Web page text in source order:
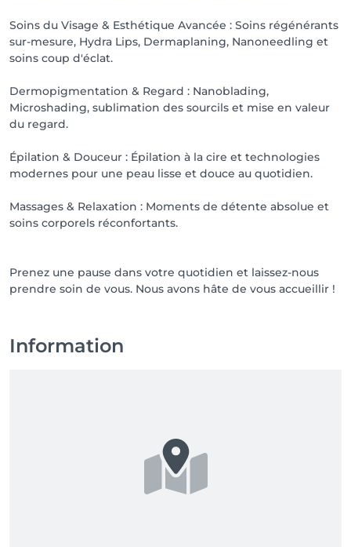
Soins du Visage & Esthétique Avancée : Soins régénérants
sur-mesure, Hydra Lips, Dermaplaning, Nanoneedling et
soins coup d'éclat.
Dermopigmentation & Regard : Nanoblading,
Microshading, sublimation des sourcils et mise en valeur
du regard.
Épilation & Douceur : Épilation à la cire et technologies
modernes pour une peau lisse et douce au quotidien.
Massages & Relaxation : Moments de détente absolue et
soins corporels réconfortants.
Prenez une pause dans votre quotidien et laissez-nous
prendre soin de vous. Nous avons hâte de vous accueillir !
Information